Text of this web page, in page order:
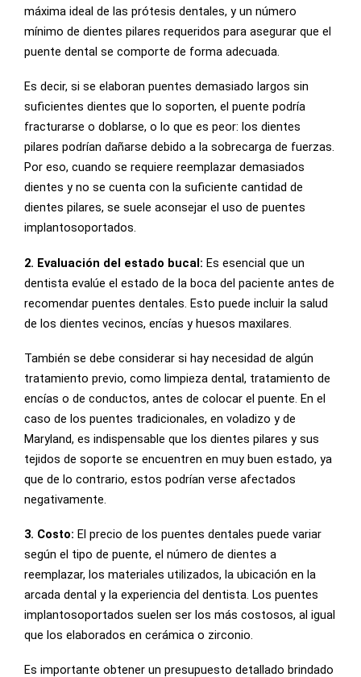
máxima ideal de las prótesis dentales, y un número
mínimo de dientes pilares requeridos para asegurar que el
puente dental se comporte de forma adecuada.
Es decir, si se elaboran puentes demasiado largos sin
suficientes dientes que lo soporten, el puente podría
fracturarse o doblarse, o lo que es peor: los dientes
pilares podrían dañarse debido a la sobrecarga de fuerzas.
Por eso, cuando se requiere reemplazar demasiados
dientes y no se cuenta con la suficiente cantidad de
dientes pilares, se suele aconsejar el uso de puentes
implantosoportados.
2. Evaluación del estado bucal: Es esencial que un
dentista evalúe el estado de la boca del paciente antes de
recomendar puentes dentales. Esto puede incluir la salud
de los dientes vecinos, encías y huesos maxilares.
También se debe considerar si hay necesidad de algún
tratamiento previo, como limpieza dental, tratamiento de
encías o de conductos, antes de colocar el puente. En el
caso de los puentes tradicionales, en voladizo y de
Maryland, es indispensable que los dientes pilares y sus
tejidos de soporte se encuentren en muy buen estado, ya
que de lo contrario, estos podrían verse afectados
negativamente.
3. Costo: El precio de los puentes dentales puede variar
según el tipo de puente, el número de dientes a
reemplazar, los materiales utilizados, la ubicación en la
arcada dental y la experiencia del dentista. Los puentes
implantosoportados suelen ser los más costosos, al igual
que los elaborados en cerámica o zirconio.
Es importante obtener un presupuesto detallado brindado